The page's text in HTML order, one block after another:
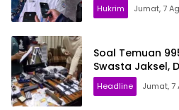
Hukrim Jumat, 7
Soal Temuan
Swasta Jaksel,
Headline Jumat, 7